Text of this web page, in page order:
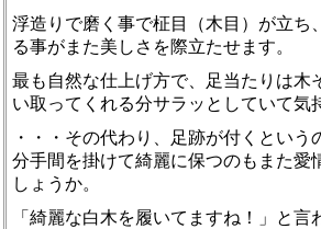
浮造りで磨く事で柾目（木目）が立ち
る事がまた美しさを際立たせます。
最も自然な仕上げ方で、足当たりは木
い取ってくれる分サラッとしていて気
・・・その代わり、足跡が付くという
分手間を掛けて綺麗に保つのもまた愛
しょうか。
「綺麗な白木を履いてますね！」と言